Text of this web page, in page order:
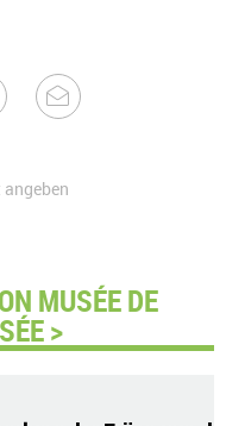
MUSÉE DE
>